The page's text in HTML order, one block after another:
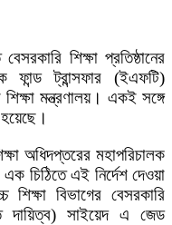
শিক্ষা প্রতিষ্ঠানের
ফান্ড ট্রান্সফার (ইএফটি)
মন্ত্রণালয়। একই সঙ্গে
অধিদপ্তরের মহাপরিচালক
চিঠিতে এই নির্দেশ দেওয়া
শিক্ষা বিভাগের বেসরকারি
দায়িত্ব) সাইয়েদ এ জেড